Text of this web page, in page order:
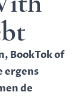
BookTok of
ergens
de